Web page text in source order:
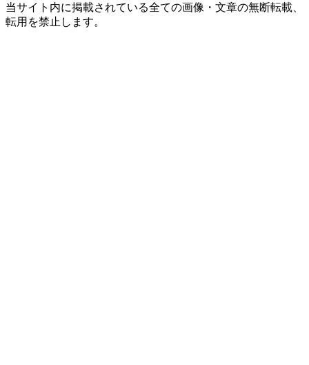
当サイト内に掲載されている全ての画像・文章の無断転載、
転用を禁止します。